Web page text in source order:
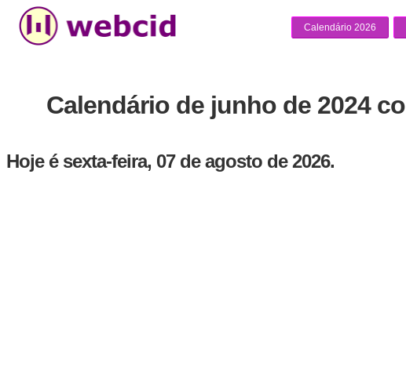
Calendário 2026
Calendário de junho de 2024
Hoje é sexta-feira, 07 de agosto de 2026.